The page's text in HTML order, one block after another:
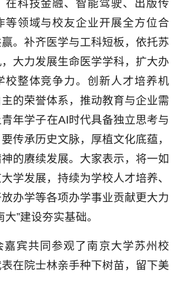
在科技金融、智能驾驶、出版传
等领域与校友企业开展全方位合
。补齐医学与工科短板，依托苏
大力发展生命医学学科，扩大办
校整体竞争力。创新人才培养机
的荣誉体系，推动教育与企业需
年学子在AI时代具备独立思考与
传承历史文脉，厚植文化底蕴，
的赓续发展。大家表示，将一如
学发展，持续为学校人才培养、
办学等各项办学事业贡献更大力
”建设夯实基础。
嘉宾共同参观了南京大学苏州校
在院士林亲手种下树苗，留下美